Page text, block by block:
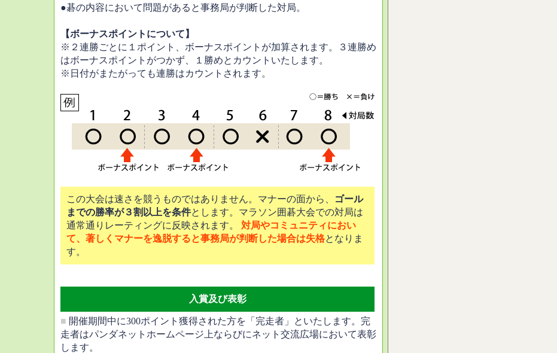
●碁の内容において問題があると事務局が判断した対局。
【ボーナスポイントについて】
※２連勝ごとに１ポイント、ボーナスポイントが加算されます。３連勝め
はボーナスポイントがつかず、１勝めとカウントいたします。
※日付がまたがっても連勝はカウントされます。
この大会は速さを競うものではありません。マナーの面から、
ゴール
までの勝率が３割以上を条件とします。マラソン囲碁大会での対局は
通常通りレーティングに反映されます。 対局やコミュニティにおい
て、著しくマナーを逸脱すると事務局が判断した場合は失格となりま
す。
入賞及び表彰
■ 開催期間中に300ポイント獲得された方を「完走者」といたします。完
走者はパンダネットホームページ上ならびにネット交流広場において表彰
します。